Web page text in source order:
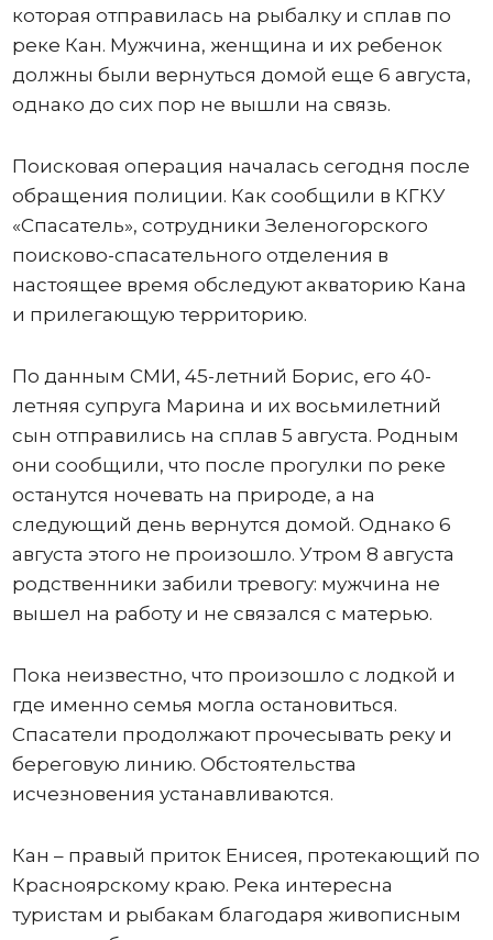
которая отправилась на рыбалку и сплав по
реке Кан. Мужчина, женщина и их ребенок
должны были вернуться домой еще 6 августа,
однако до сих пор не вышли на связь.
Поисковая операция началась сегодня после
обращения полиции. Как сообщили в КГКУ
«Спасатель», сотрудники Зеленогорского
поисково-спасательного отделения в
настоящее время обследуют акваторию Кана
и прилегающую территорию.
По данным СМИ, 45-летний Борис, его 40-
летняя супруга Марина и их восьмилетний
сын отправились на сплав 5 августа. Родным
они сообщили, что после прогулки по реке
останутся ночевать на природе, а на
следующий день вернутся домой. Однако 6
августа этого не произошло. Утром 8 августа
родственники забили тревогу: мужчина не
вышел на работу и не связался с матерью.
Пока неизвестно, что произошло с лодкой и
где именно семья могла остановиться.
Спасатели продолжают прочесывать реку и
береговую линию. Обстоятельства
исчезновения устанавливаются.
Кан – правый приток Енисея, протекающий по
Красноярскому краю. Река интересна
туристам и рыбакам благодаря живописным